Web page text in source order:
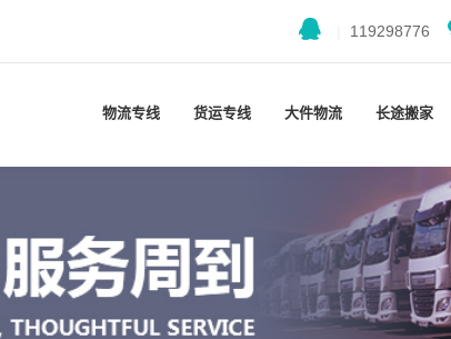
119298776
物流专线 货运专线 大件物流 长途搬家